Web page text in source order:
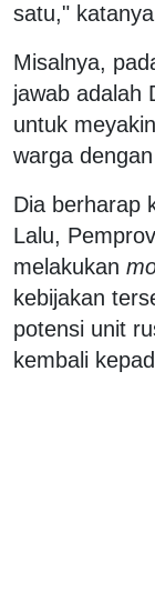
satu,"
Misalnya,
jawab adalah
untuk
warga
Dia berharap
Lalu,
melakukan
kebijakan
potensi unit
kembali